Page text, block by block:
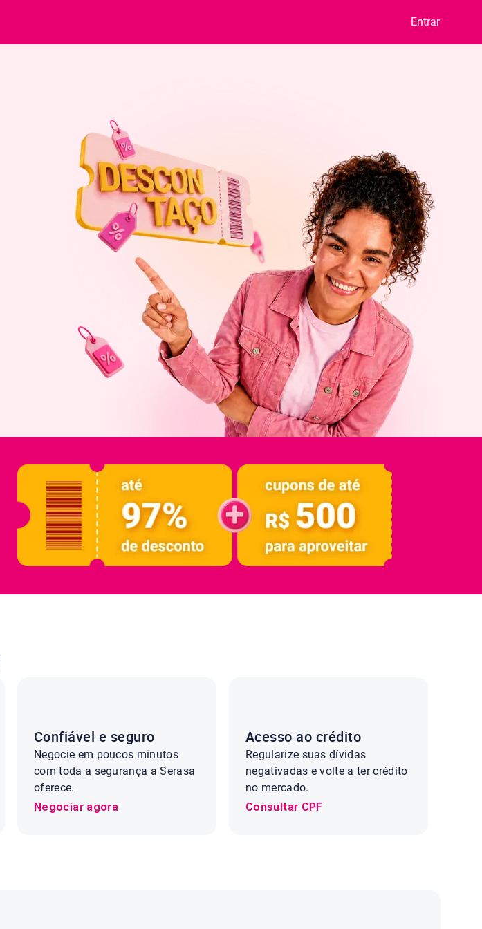
Entrar
Confiável e seguro
Negocie em poucos minutos
com toda a segurança a Serasa
oferece.
Negociar agora
Acesso ao crédito
Regularize suas dívidas
negativadas e volte a ter crédito
no mercado.
Consultar CPF